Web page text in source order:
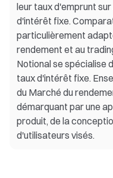
leur taux d'emprunt
d'intérêt fixe.
particulièrement
rendement et au
Notional se spécialise
taux d'intérêt fixe.
du Marché du
démarquant par une
produit, de la
d'utilisateurs visés.